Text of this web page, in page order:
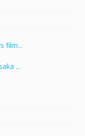
film...
...